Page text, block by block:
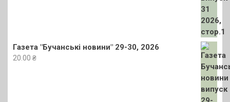
Газета "Бучанські новини" 29-30, 2026
20.00 ₴